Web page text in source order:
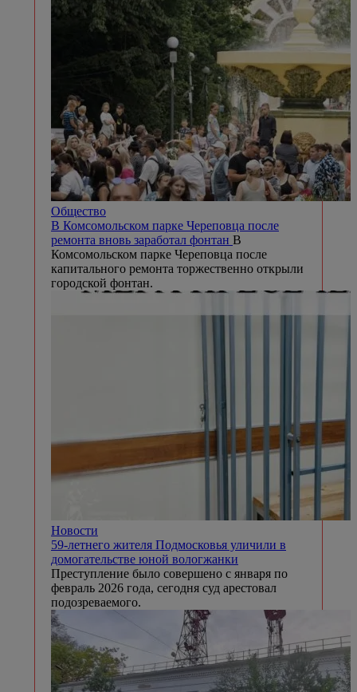
Общество
В Комсомольском парке Череповца после
ремонта вновь заработал фонтан В
Комсомольском парке Череповца после
капитального ремонта торжественно открыли
городской фонтан.
Новости
59-летнего жителя Подмосковья уличили в
домогательстве юной вологжанки
Преступление было совершено с января по
февраль 2026 года, сегодня суд арестовал
подозреваемого.